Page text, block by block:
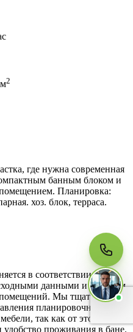
2
где нужна современная
банным блоком и
Планировка:
хоз. блок, терраса.
в соответствии с
данными и с учетом
Мы тщательно и
планировочного
так как от этого в
проживания в бане.